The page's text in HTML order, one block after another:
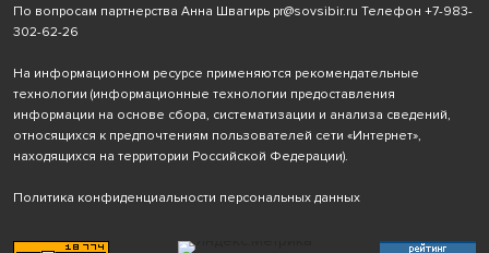
По вопросам партнерства Анна Швагирь pr@sovsibir.ru Телефон +7-983-
302-62-26
На информационном ресурсе применяются рекомендательные
технологии (информационные технологии предоставления
информации на основе сбора, систематизации и анализа сведений,
относящихся к предпочтениям пользователей сети «Интернет»,
находящихся на территории Российской Федерации).
Политика конфиденциальности персональных данных